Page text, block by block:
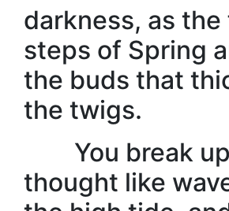
darkness, as
steps of Spring
the buds that
the twigs.
You break
thought like